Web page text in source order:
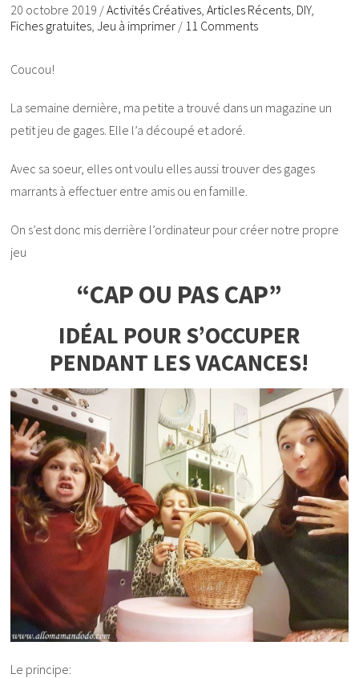
20 octobre 2019 /Activités Créatives ,Articles Récents DIY,
Fiches gratuites ,Jeu à imprimer / 11 Comments
Coucou!
La semaine dernière, ma petite a trouvé dans un magazine un
petit jeu de gages. Elle l’a découpé et adoré.
Avec sa soeur, elles ont voulu elles aussi trouver des gages
marrants à effectuer entre amis ou en famille.
On s’est donc mis derrière l’ordinateur pour créer notre propre
jeu
“CAP OU PAS CAP”
IDÉAL POUR S’OCCUPER
PENDANT LES VACANCES!
Le principe: